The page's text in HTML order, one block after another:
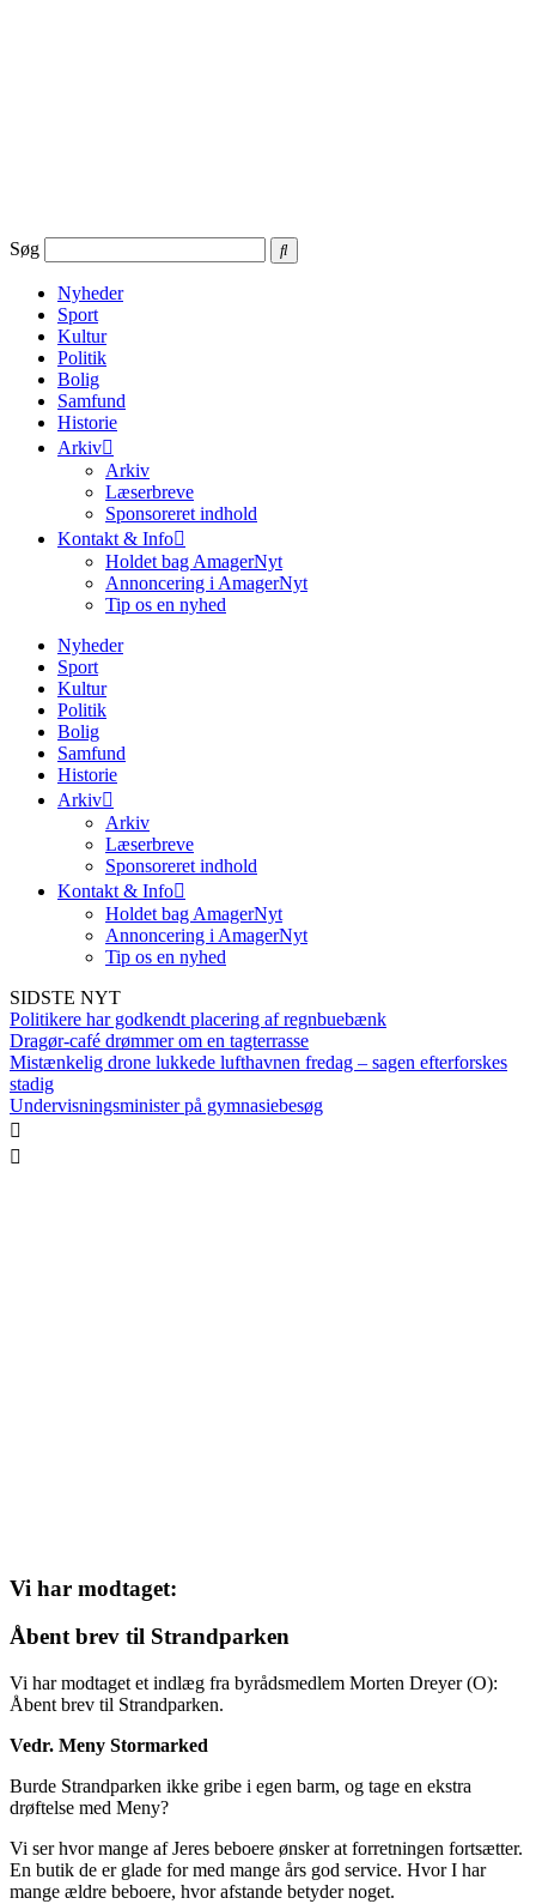
Søg
Nyheder
Sport
Kultur
Politik
Bolig
Samfund
Historie
Arkiv
Arkiv
Læserbreve
Sponsoreret indhold
Kontakt & Info
Holdet bag AmagerNyt
Annoncering i AmagerNyt
Tip os en nyhed
Nyheder
Sport
Kultur
Politik
Bolig
Samfund
Historie
Arkiv
Arkiv
Læserbreve
Sponsoreret indhold
Kontakt & Info
Holdet bag AmagerNyt
Annoncering i AmagerNyt
Tip os en nyhed
SIDSTE NYT
Politikere har godkendt placering af regnbuebænk
Dragør-café drømmer om en tagterrasse
Mistænkelig drone lukkede lufthavnen fredag – sagen efterforskes
stadig
Undervisningsminister på gymnasiebesøg
Vi har modtaget:
Åbent brev til Strandparken
Vi har modtaget et indlæg fra byrådsmedlem Morten Dreyer (O):
Åbent brev til Strandparken.
Vedr. Meny Stormarked
Burde Strandparken ikke gribe i egen barm, og tage en ekstra
drøftelse med Meny?
Vi ser hvor mange af Jeres beboere ønsker at forretningen fortsætter.
En butik de er glade for med mange års god service. Hvor I har
mange ældre beboere, hvor afstande betyder noget.